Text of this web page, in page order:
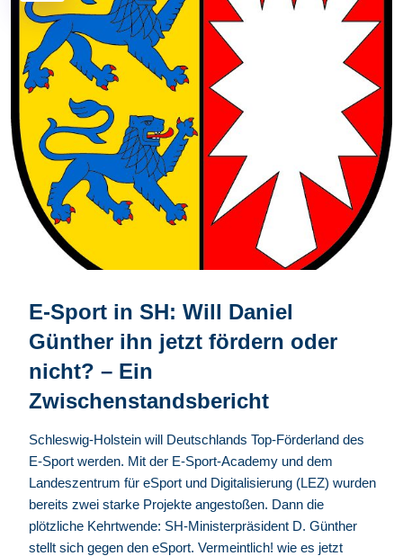
E-Sport in SH: Will Daniel
Günther ihn jetzt fördern oder
nicht? – Ein
Zwischenstandsbericht
Schleswig-Holstein will Deutschlands Top-Förderland des
E-Sport werden. Mit der E-Sport-Academy und dem
Landeszentrum für eSport und Digitalisierung (LEZ) wurden
bereits zwei starke Projekte angestoßen. Dann die
plötzliche Kehrtwende: SH-Ministerpräsident D. Günther
stellt sich gegen den eSport. Vermeintlich! wie es jetzt